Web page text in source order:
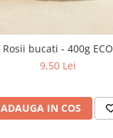
Rosii bucati - 400g ECO
9,50 Lei
ADAUGA IN COS